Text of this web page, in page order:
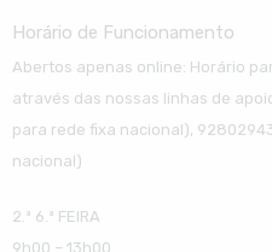
Horário de Funcionamento
Abertos apenas online: Horário
através das nossas linhas de
para rede fixa nacional),
nacional)
2.ª 6.ª FEIRA
9h00 – 13h00